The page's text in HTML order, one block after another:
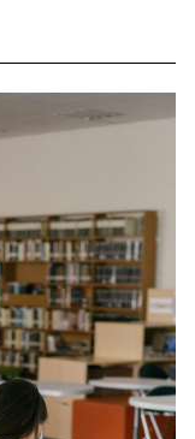
à mal la
d’un système